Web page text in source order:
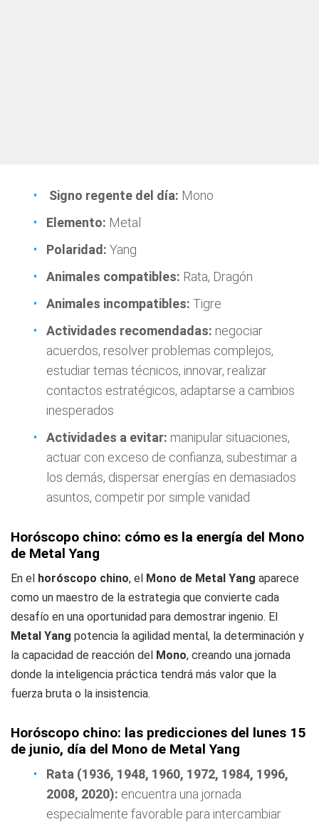
Signo regente del día: Mono
Elemento: Metal
Polaridad: Yang
Animales compatibles: Rata, Dragón
Animales incompatibles: Tigre
Actividades recomendadas: negociar
acuerdos, resolver problemas complejos,
estudiar temas técnicos, innovar, realizar
contactos estratégicos, adaptarse a cambios
inesperados
Actividades a evitar: manipular situaciones,
actuar con exceso de confianza, subestimar a
los demás, dispersar energías en demasiados
asuntos, competir por simple vanidad
Horóscopo chino: cómo es la energía del Mono
de Metal Yang
En el horóscopo chino, el Mono de Metal Yang aparece
como un maestro de la estrategia que convierte cada
desafío en una oportunidad para demostrar ingenio. El
Metal Yang potencia la agilidad mental, la determinación y
la capacidad de reacción del Mono, creando una jornada
donde la inteligencia práctica tendrá más valor que la
fuerza bruta o la insistencia.
Horóscopo chino: las predicciones del lunes 15
de junio, día del Mono de Metal Yang
Rata (1936, 1948, 1960, 1972, 1984, 1996,
2008, 2020): encuentra una jornada
especialmente favorable para intercambiar